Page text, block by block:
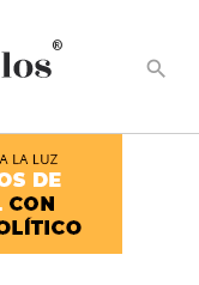
®
search